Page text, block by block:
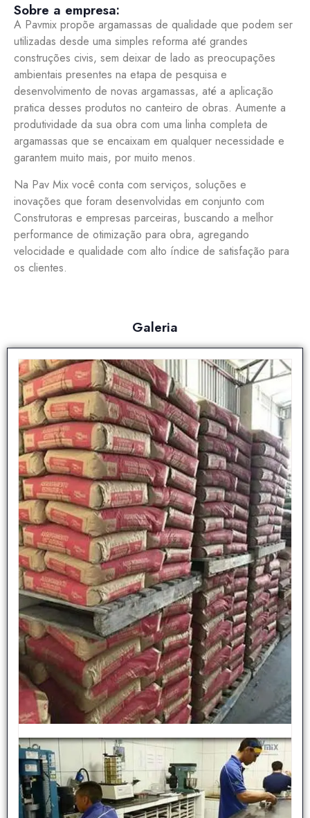
Sobre a empresa:
A Pavmix propõe argamassas de qualidade que podem ser
utilizadas desde uma simples reforma até grandes
construções civis, sem deixar de lado as preocupações
ambientais presentes na etapa de pesquisa e
desenvolvimento de novas argamassas, até a aplicação
pratica desses produtos no canteiro de obras. Aumente a
produtividade da sua obra com uma linha completa de
argamassas que se encaixam em qualquer necessidade e
garantem muito mais, por muito menos.
Na Pav Mix você conta com serviços, soluções e
inovações que foram desenvolvidas em conjunto com
Construtoras e empresas parceiras, buscando a melhor
performance de otimização para obra, agregando
velocidade e qualidade com alto índice de satisfação para
os clientes.
Galeria